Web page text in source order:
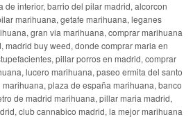
de interior, barrio del pilar madrid, alcorcon
marihuana, getafe marihuana, leganes
gran via marihuana, comprar marihuana
madrid buy weed, donde comprar maria en
pillar porros en madrid, comprar
lucero marihuana, paseo ermita del santo
plaza de españa marihuana, banco
de madrid marihuana, pillar maria madrid,
club cannabico madrid, la mejor marihuana